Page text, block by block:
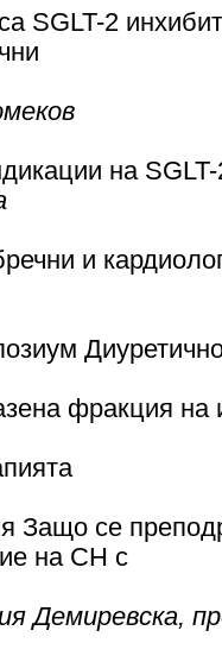
SGLT-2
на
и
фракция на
Защо се
на СН с
Демиревска,